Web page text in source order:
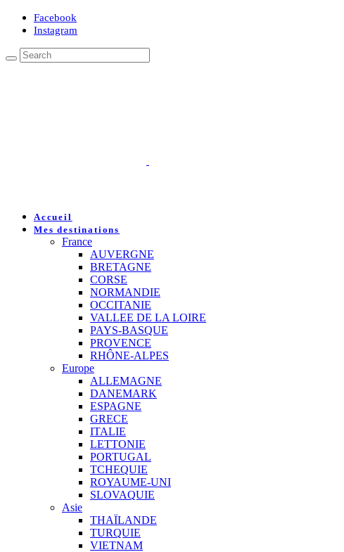
Facebook
Instagram
Accueil
Mes destinations
France
AUVERGNE
BRETAGNE
CORSE
NORMANDIE
OCCITANIE
VALLEE DE LA LOIRE
PAYS-BASQUE
PROVENCE
RHÔNE-ALPES
Europe
ALLEMAGNE
DANEMARK
ESPAGNE
GRECE
ITALIE
LETTONIE
PORTUGAL
TCHEQUIE
ROYAUME-UNI
SLOVAQUIE
Asie
THAÏLANDE
TURQUIE
VIETNAM